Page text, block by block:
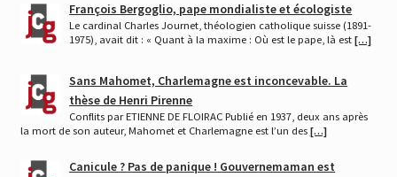
François Bergoglio, pape mondialiste et écologiste
Le cardinal Charles Journet, théologien catholique suisse (1891-
1975), avait dit : « Quant à la maxime : Où est le pape, là est[…]
Sans Mahomet, Charlemagne est inconcevable. La
thèse de Henri Pirenne
Conflits par ETIENNE DE FLOIRAC Publié en 1937, deux ans après
la mort de son auteur, Mahomet et Charlemagne est l’un des […]
Canicule ? Pas de panique ! Gouvernemaman est